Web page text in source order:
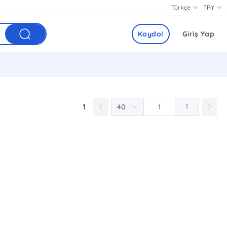
TRY
Türkçe
Giriş Yap
Kaydol
1 1